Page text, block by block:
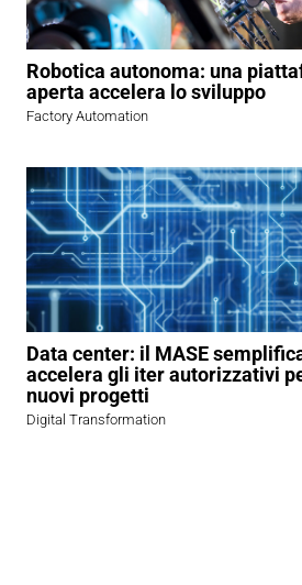
Robotica autonoma: una
aperta accelera lo sviluppo
Factory Automation
Data center: il MASE
accelera gli iter autorizzativi
nuovi progetti
Digital Transformation